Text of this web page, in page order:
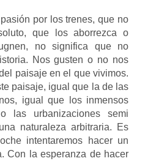
por los trenes, que no
que los aborrezca o
no significa que no
Nos gusten o no nos
paisaje en el que vivimos.
paisaje, igual que la de las
igual que los inmensos
las urbanizaciones semi
naturaleza arbitraria. Es
intentaremos hacer un
Con la esperanza de hacer